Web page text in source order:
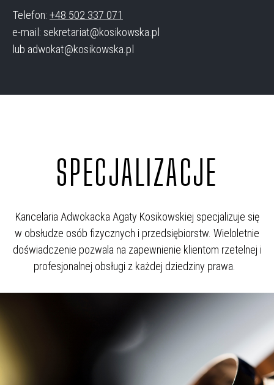
Telefon: +48 502 337 071
e-mail: sekretariat@kosikowska.pl
lub adwokat@kosikowska.pl
SPECJALIZACJE
Kancelaria Adwokacka Agaty Kosikowskiej specjalizuje się
w obsłudze osób fizycznych i przedsiębiorstw. Wieloletnie
doświadczenie pozwala na zapewnienie klientom rzetelnej i
profesjonalnej obsługi z każdej dziedziny prawa.